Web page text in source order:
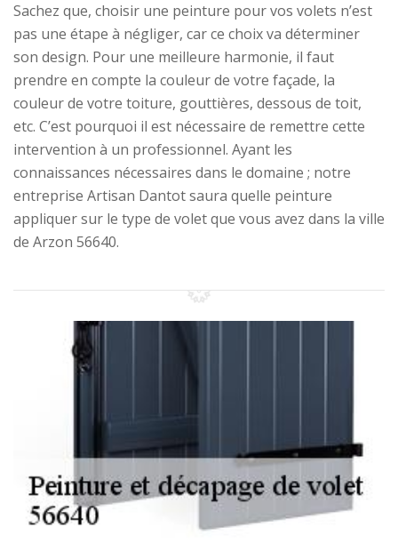
Sachez que, choisir une peinture pour vos volets n’est
pas une étape à négliger, car ce choix va déterminer
son design. Pour une meilleure harmonie, il faut
prendre en compte la couleur de votre façade, la
couleur de votre toiture, gouttières, dessous de toit,
etc. C’est pourquoi il est nécessaire de remettre cette
intervention à un professionnel. Ayant les
connaissances nécessaires dans le domaine ; notre
entreprise Artisan Dantot saura quelle peinture
appliquer sur le type de volet que vous avez dans la ville
de Arzon 56640.